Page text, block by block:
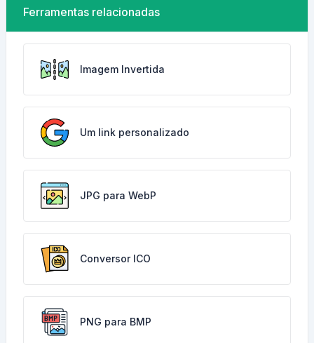
Ferramentas relacionadas
Imagem Invertida
Um link personalizado
JPG para WebP
Conversor ICO
PNG para BMP